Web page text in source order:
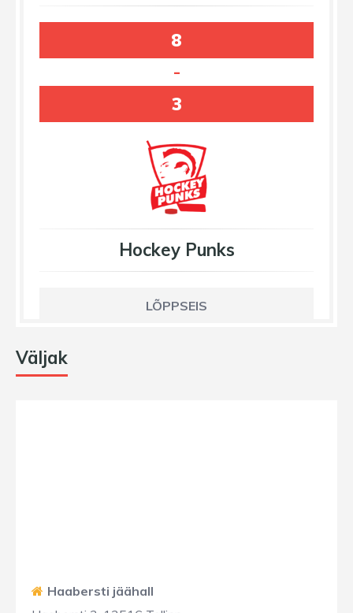
8
-
3
Hockey Punks
LÕPPSEIS
Väljak
Haabersti jäähall